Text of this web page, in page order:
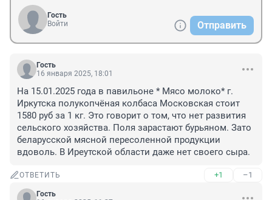
Гость
Войти
Отправить
Гость
16 января 2025, 18:01
На 15.01.2025 года в павильоне * Мясо молоко* г.
Иркутска полукопчёная колбаса Московская стоит
1580 руб за 1 кг. Это говорит о том, что нет развития
сельского хозяйства. Поля зарастают бурьяном. Зато
беларусской мясной пересоленной продукции
вдоволь. В Иреутской области даже нет своего сыра.
ОТВЕТИТЬ +1 –1
Гость